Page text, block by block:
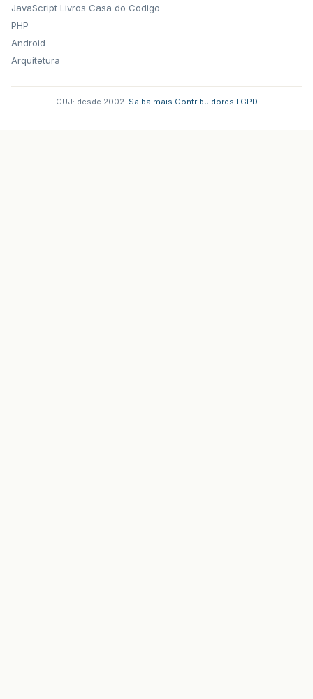
JavaScript
PHP
Android
Arquitetura
Livros Casa do Codigo
GUJ: desde 2002. Saiba mais Contribuidores LGPD